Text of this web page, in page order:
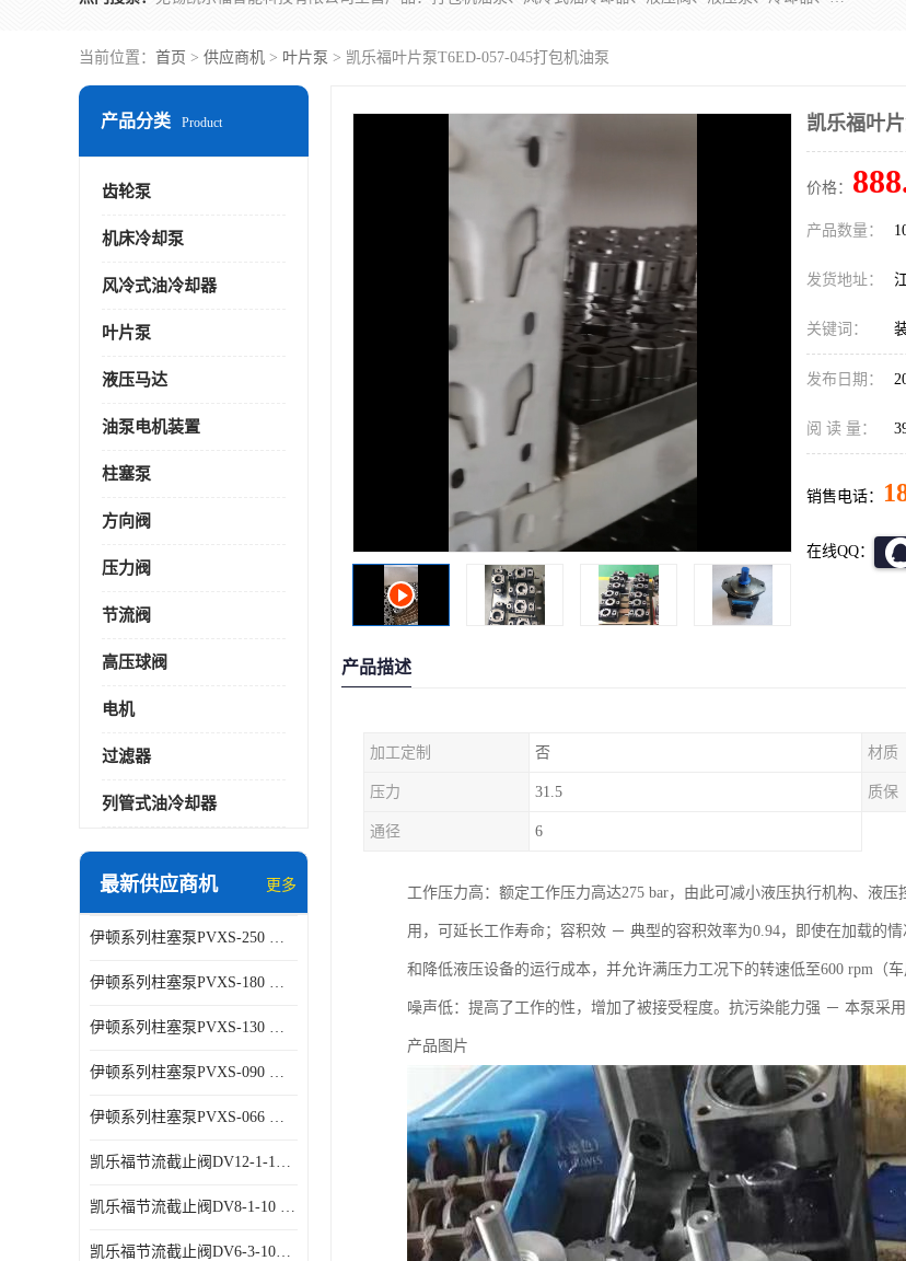
当前位置： 首页 > 供应商机 > 叶片泵 > 凯乐福叶片泵T6ED-057-045打包机油泵
产品分类 Product
齿轮泵
机床冷却泵
风冷式油冷却器
叶片泵
液压马达
油泵电机装置
柱塞泵
方向阀
压力阀
节流阀
高压球阀
电机
过滤器
列管式油冷却器
最新供应商机 更多
伊顿系列柱塞泵PVXS-250 钢铁厂液压系统增压油泵
伊顿系列柱塞泵PVXS-180 钢铁厂液压系统增压油泵
伊顿系列柱塞泵PVXS-130 钢铁厂液压系统增压油泵
伊顿系列柱塞泵PVXS-090 钢铁厂液压系统增压油泵
伊顿系列柱塞泵PVXS-066 钢铁厂液压系统增压油泵
凯乐福节流截止阀DV12-1-10 液压站节流阀
凯乐福节流截止阀DV8-1-10 液压站节流阀
凯乐福节流截止阀DV6-3-10液压站节流阀
凯乐福叶
价格：
产品数量：
发货地址：
关键词：
发布日期：
阅 读 量：
销售电话：
在线QQ：
产品描述
加工定制 否 材质
压力 31.5 质保
通径 6
工作压力高：额定工作压力高达275 bar，由此可减小液压执行机构、液
用，可延长工作寿命；容积效 － 典型的容积效率为0.94，即使在加载的
和降低液压设备的运行成本，并允许满压力工况下的转速低至600 rpm（车
噪声低：提高了工作的性，增加了被接受程度。抗污染能力强 － 本泵采
产品图片